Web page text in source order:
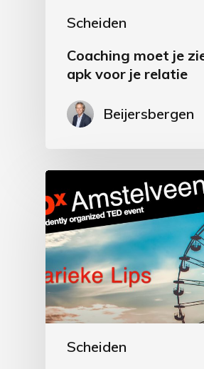
Scheiden
Coaching moet je
apk voor je relatie
Beijersbergen
Scheiden